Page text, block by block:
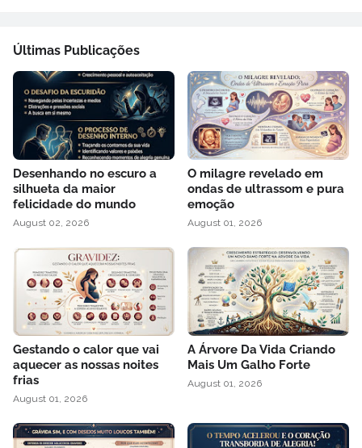
Últimas Publicações
Desenhando no escuro a
silhueta da maior
felicidade do mundo
August 02, 2026
O milagre revelado em
ondas de ultrassom e pura
emoção
August 01, 2026
Gestando o calor que vai
aquecer as nossas noites
frias
August 01, 2026
A Árvore Da Vida Criando
Mais Um Galho Forte
August 01, 2026